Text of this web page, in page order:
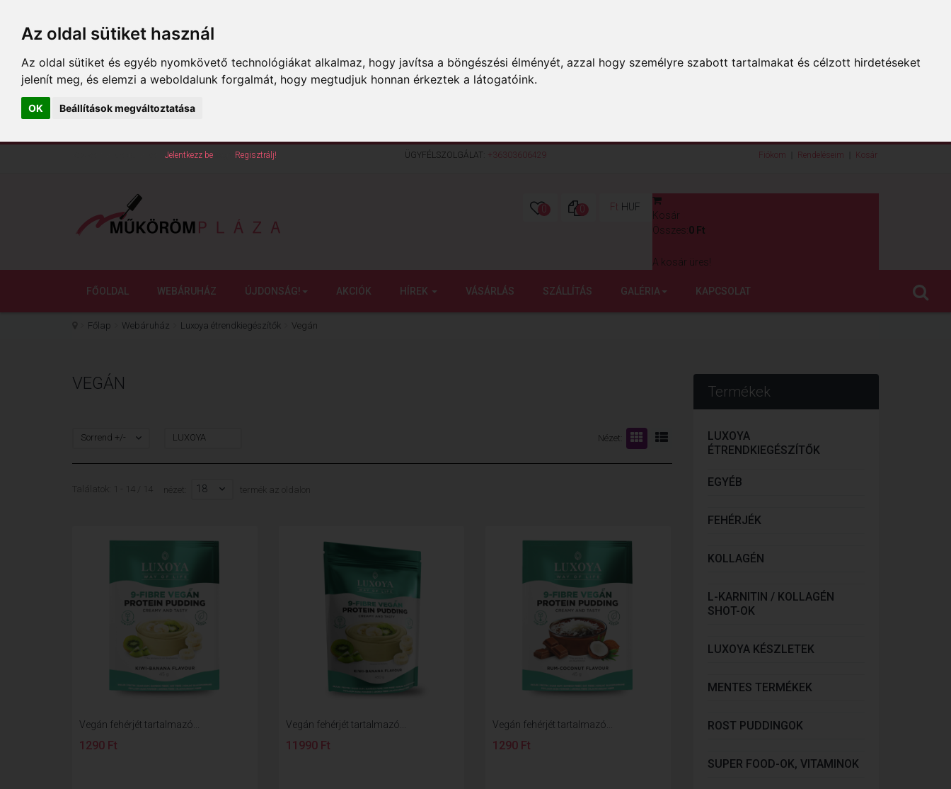
Az oldal sütiket használ
Az oldal sütiket és egyéb nyomkövető technológiákat alkalmaz, hogy javítsa a böngészési élményét, azzal hogy személyre szabott tartalmakat és célzott hirdetéseket
jelenít meg, és elemzi a weboldalunk forgalmát, hogy megtudjuk honnan érkeztek a látogatóink.
OK Beállítások megváltoztatása
Jelentkezz be Regisztrálj! ÜGYFÉLSZOLGÁLAT: +36303606429 Fiókom Rendeléseim Kosár
0 0 Ft HUF
Kosár
Összes: 0 Ft
A kosár üres!
FŐOLDAL WEBÁRUHÁZ ÚJDONSÁG! AKCIÓK HÍREK VÁSÁRLÁS SZÁLLÍTÁS GALÉRIA KAPCSOLAT
Főlap Webáruház Luxoya étrendkiegészítők Vegán
VEGÁN
Nézet:
Sorrend +/- LUXOYA
Találatok: 1 - 14 / 14 nézet: 18 termék az oldalon
Vegán fehérjét tartalmazó...
1290 Ft
Vegán fehérjét tartalmazó...
11990 Ft
Vegán fehérjét tartalmazó...
1290 Ft
Termékek
LUXOYA
ÉTRENDKIEGÉSZÍTŐK
EGYÉB
FEHÉRJÉK
KOLLAGÉN
L-KARNITIN / KOLLAGÉN
SHOT-OK
LUXOYA KÉSZLETEK
MENTES TERMÉKEK
ROST PUDDINGOK
SUPER FOOD-OK, VITAMINOK